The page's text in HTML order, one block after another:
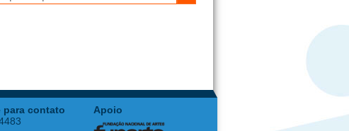
para contato
Apoio